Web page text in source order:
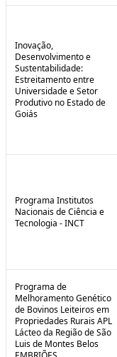
Inovação,
Desenvolvimento e
Sustentabilidade:
Estreitamento entre
Universidade e Setor
Produtivo no Estado de
Goiás
Programa Institutos
Nacionais de Ciência e
Tecnologia - INCT
Programa de
Melhoramento Genético
de Bovinos Leiteiros em
Propriedades Rurais APL
Lácteo da Região de São
Luis de Montes Belos